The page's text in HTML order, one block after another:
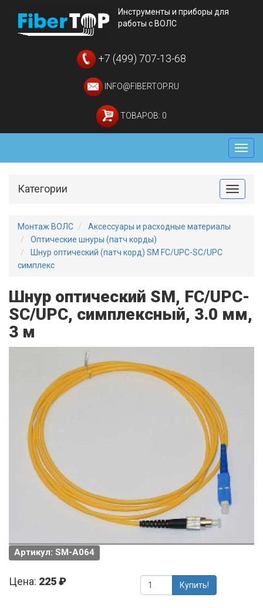
Инструменты и приборы для
работы с ВОЛС
+7 (499) 707-13-68
INFO@FIBERTOP.RU
ТОВАРОВ: 0
Меню
Toggle
Категории
Монтаж ВОЛС
Аксессуары и расходные материалы
Оптические шнуры (патч корды)
Шнур оптический (патч корд) SM FC/UPC-SC/UPC
симплекс
Шнур оптический SM, FC/UPC-
SC/UPC, симплексный, 3.0 мм,
3 м
Артикул: SM-A064
Цена: 225 ₽ Купить!